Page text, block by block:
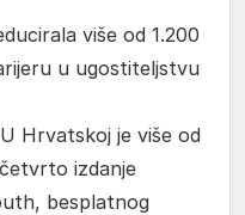
više od 1.200
u ugostiteljstvu
Hrvatskoj je više od
izdanje
besplatnog